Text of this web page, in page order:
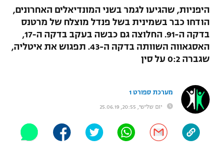
תוצאות
לוח שידורים
"מעל הליגה" – פודקאסט
הפועל תל אביב
הפועל חיפה
מכבי נתניה
בני יהודה
ליגה סינית
ליגות נוספות
דני אבדיה
שחייה
ג'ודו
אגרוף
UFC
היאבקות WWE
היפניות, שהגיעו לגמר בשני המונדיאלים האחרונים,
הודחו כבר בשמינית בשל פנדל מוצלח של מרטנס
בדקה ה-91. החלוצה גם כבשה בעקב בדקה ה-17,
האסגאווה השוותה בדקה ה-43. תפגוש את איטליה,
שגברה 0:2 על סין
מערכת ספורט 1
יום שלישי, 20:55, 25.06.19